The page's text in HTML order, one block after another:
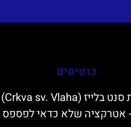
כרטיסים
כנסיית סנט בלייז (Crkva sv. Vlaha)
אטרקציה שלא כדאי לפספס